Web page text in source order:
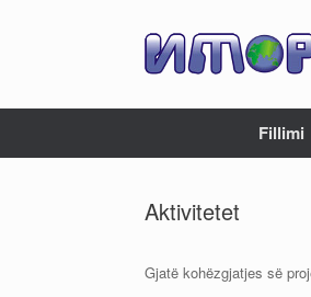
Fillimi
Aktivitetet
Gjatë kohëzgjatjes së